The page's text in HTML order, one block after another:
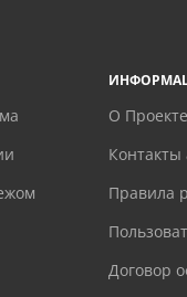
О
Контакты
Правила
Договор